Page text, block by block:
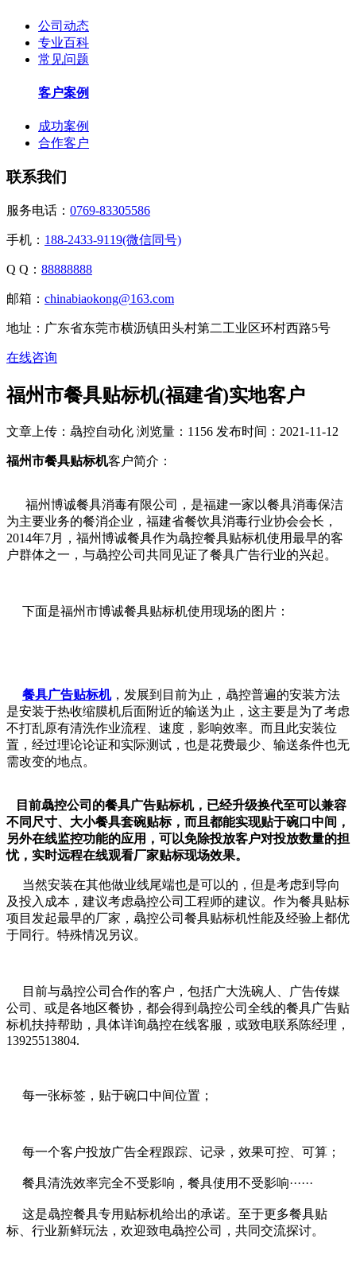
公司动态
专业百科
常见问题
客户案例
成功案例
合作客户
联系我们
服务电话： 0769-83305586
手机： 188-2433-9119(微信同号)
Q Q： 88888888
邮箱： chinabiaokong@163.com
地址：广东省东莞市横沥镇田头村第二工业区环村西路5号
在线咨询
福州市餐具贴标机(福建省)实地客户
文章上传：骉控自动化 浏览量：1156 发布时间：2021-11-12
福州市餐具贴标机客户简介：
福州博诚餐具消毒有限公司，是福建一家以餐具消毒保洁
为主要业务的餐消企业，福建省餐饮具消毒行业协会会长，
2014年7月，福州博诚餐具作为骉控餐具贴标机使用最早的客
户群体之一，与骉控公司共同见证了餐具广告行业的兴起。
下面是福州市博诚餐具贴标机使用现场的图片：
餐具广告贴标机，发展到目前为止，骉控普遍的安装方法
是安装于热收缩膜机后面附近的输送为止，这主要是为了考虑
不打乱原有清洗作业流程、速度，影响效率。而且此安装位
置，经过理论论证和实际测试，也是花费最少、输送条件也无
需改变的地点。
目前骉控公司的餐具广告贴标机，已经升级换代至可以兼容
不同尺寸、大小餐具套碗贴标，而且都能实现贴于碗口中间，
另外在线监控功能的应用，可以免除投放客户对投放数量的担
忧，实时远程在线观看厂家贴标现场效果。
当然安装在其他做业线尾端也是可以的，但是考虑到导向
及投入成本，建议考虑骉控公司工程师的建议。作为餐具贴标
项目发起最早的厂家，骉控公司餐具贴标机性能及经验上都优
于同行。特殊情况另议。
目前与骉控公司合作的客户，包括广大洗碗人、广告传媒
公司、或是各地区餐协，都会得到骉控公司全线的餐具广告贴
标机扶持帮助，具体详询骉控在线客服，或致电联系陈经理，
13925513804.
每一张标签，贴于碗口中间位置；
每一个客户投放广告全程跟踪、记录，效果可控、可算；
餐具清洗效率完全不受影响，餐具使用不受影响······
这是骉控餐具专用贴标机给出的承诺。至于更多餐具贴
标、行业新鲜玩法，欢迎致电骉控公司，共同交流探讨。